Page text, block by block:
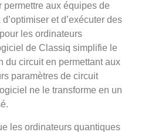
permettre aux équipes de
et d’exécuter des
les ordinateurs
de Classiq simplifie le
du circuit en permettant aux
paramètres de circuit
ne le transforme en un
les ordinateurs quantiques